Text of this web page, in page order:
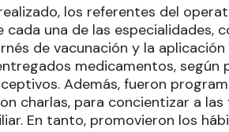
los referentes del
cada una de las especialidades,
de vacunación y la aplicación
medicamentos,
Además, fueron
charlas, para concientizar a
En tanto, promovieron los